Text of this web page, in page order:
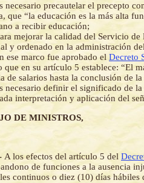
necesario precautelar el precepto
que “la educación es la más alta
a recibir educación;
mejorar la calidad del Servicio
y ordenado en la administración
ese marco fue aprobado el Decreto
que en su artículo 5 establece: “El
de salarios hasta la conclusión de la
necesario definir el significado de
interpretación y aplicación del
DE MINISTROS,
A los efectos del artículo 5 del
de funciones a la ausencia
continuos o diez (10) días hábiles